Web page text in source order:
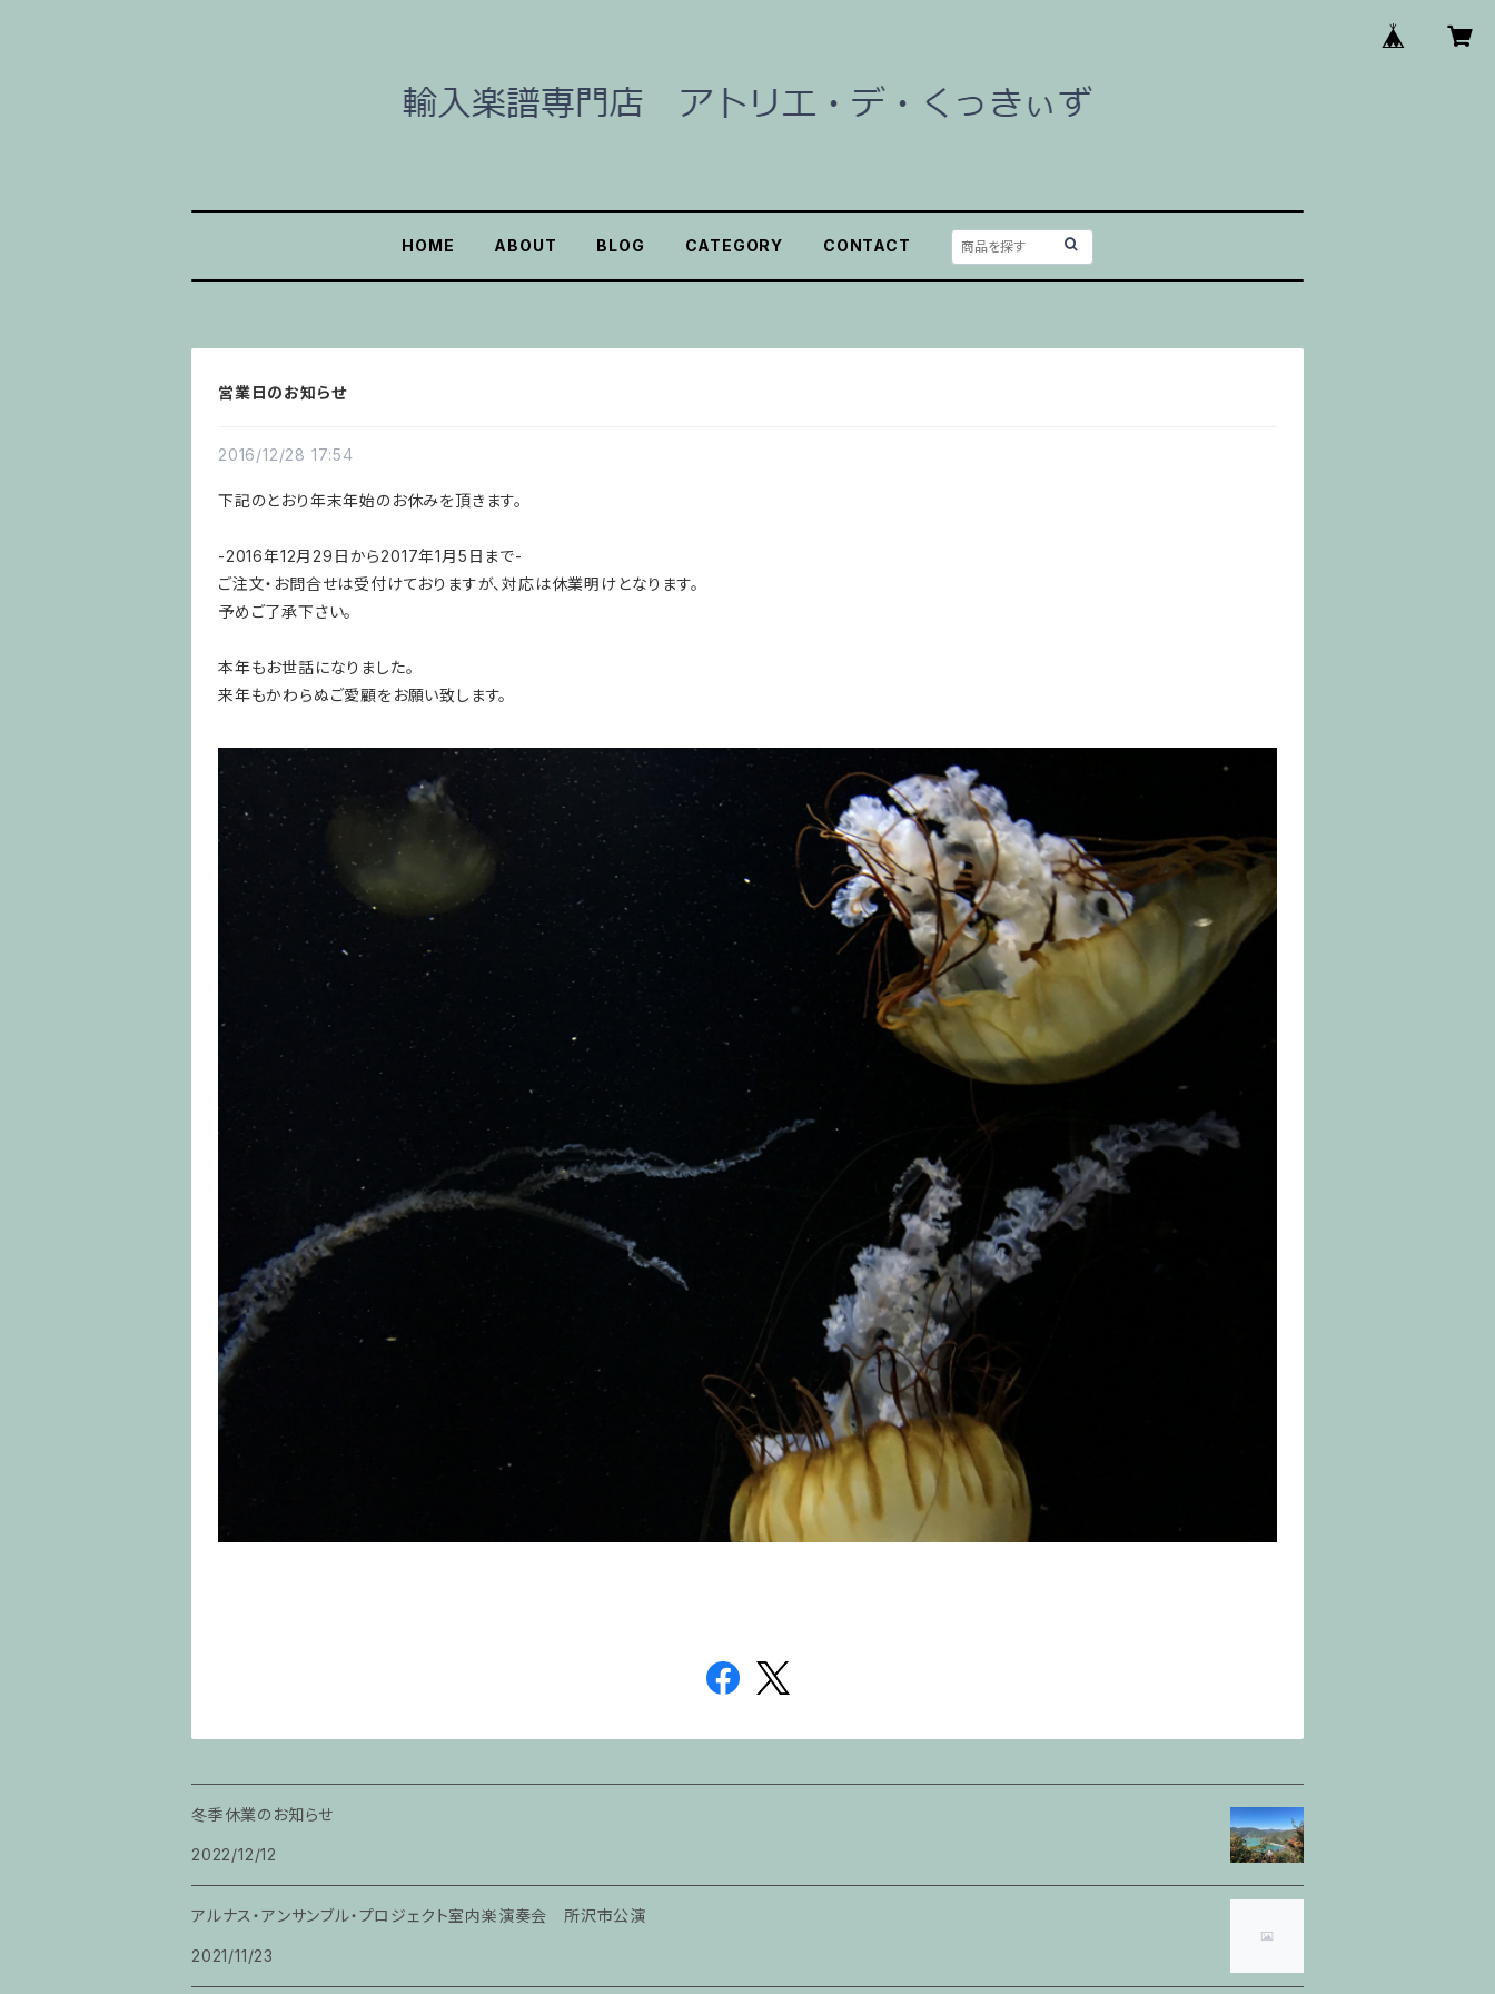
HOME ABOUT BLOG CATEGORY CONTACT
営業日のお知らせ
2016/12/28 17:54
下記のとおり年末年始のお休みを頂きます。
-2016年12月29日から2017年1月5日まで-
ご注文・お問合せは受付けておりますが、対応は休業明けとなります。
予めご了承下さい。
本年もお世話になりました。
来年もかわらぬご愛顧をお願い致します。
冬季休業のお知らせ
2022/12/12
アルナス・アンサンブル・プロジェクト室内楽演奏会 所沢市公演
2021/11/23